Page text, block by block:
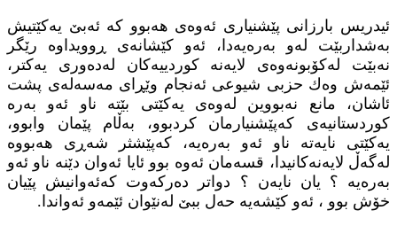
ئیدریس بارزانی پێشنیاری ئه‌وه‌ی هه‌بوو كه‌ ئه‌بێ یه‌كێتیش
به‌شداربێت له‌و به‌ره‌یه‌دا، ئه‌و كێشانه‌ی ڕوویداوه‌ رێگر
نه‌بێت له‌كۆبونه‌وه‌ی لایه‌نه‌ كوردییه‌كان له‌ده‌وری یه‌كتر،
ئێمه‌ش وه‌ك حزبی شیوعی ئه‌نجام وێڕای مه‌سه‌له‌ی پشت
ئاشان، مانع نه‌بووین له‌وه‌ی یه‌كێتی بێته‌ ناو ئه‌و به‌ره‌
كوردستانیه‌ی كه‌پێشنیارمان كردبوو، به‌ڵام پێمان وابوو،
یه‌كێتی نایه‌ته‌ ناو ئه‌و به‌ره‌یه‌، كه‌پێشثر شه‌ڕی هه‌بووه‌
له‌گه‌ڵ لایه‌نه‌كانیدا، قسه‌مان ئه‌وه‌ بوو ئایا ئه‌وان دێنه‌ ناو ئه‌و
به‌ره‌یه‌ ؟ یان نایه‌ن ؟ دواتر ده‌ركه‌وت كه‌ئه‌وانیش پێیان
خۆش بوو ، ئه‌و كێشه‌یه‌ حه‌ل ببێ له‌نێوان ئێمه‌و ئه‌واندا.